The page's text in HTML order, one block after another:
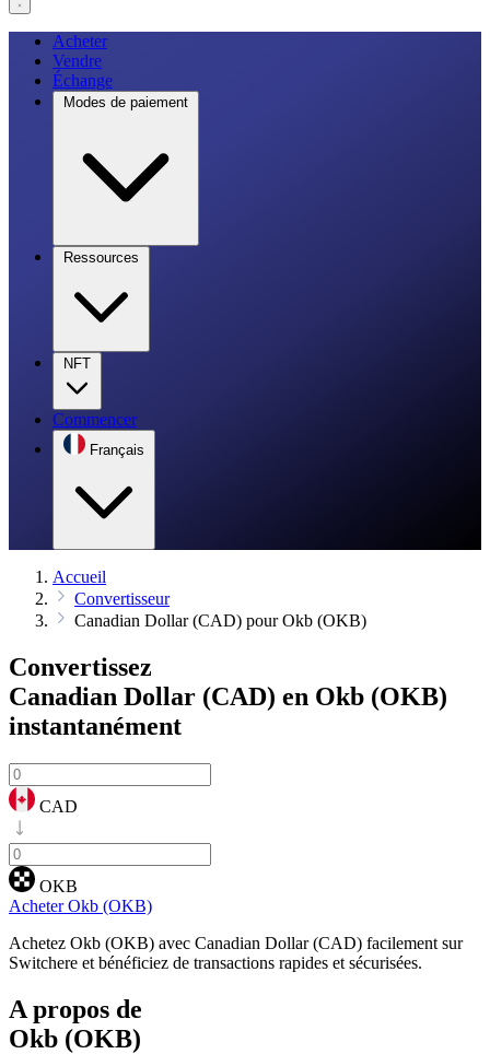
Acheter
Vendre
Échange
Modes de paiement
Ressources
NFT
Commencer
Français
Accueil
Convertisseur
Canadian Dollar (CAD) pour Okb (OKB)
Convertissez
Canadian Dollar (CAD) en Okb (OKB)
instantanément
CAD
OKB
Acheter Okb (OKB)
Achetez Okb (OKB) avec Canadian Dollar (CAD) facilement sur
Switchere et bénéficiez de transactions rapides et sécurisées.
A propos de
Okb (OKB)